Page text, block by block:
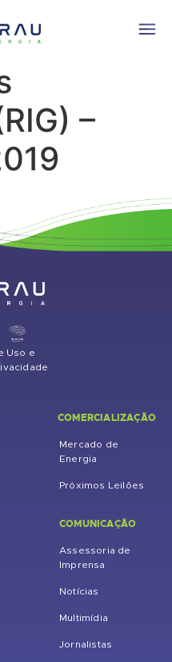
–
Uso e
COMERCIALIZAÇÃO
Mercado de
Energia
Próximos Leilões
COMUNICAÇÃO
Assessoria de
Imprensa
Notícias
Multimídia
Jornalistas